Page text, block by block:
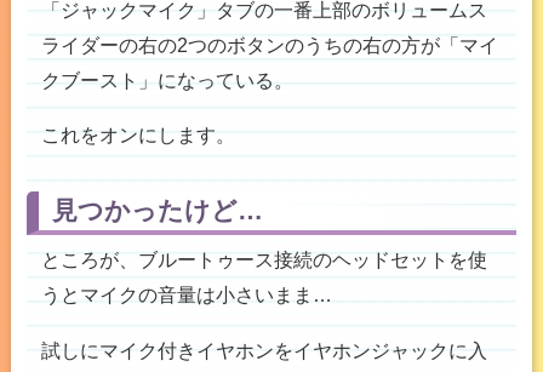
「ジャックマイク」タブの一番上部のボリュームス
ライダーの右の2つのボタンのうちの右の方が「マイ
クブースト」になっている。
これをオンにします。
見つかったけど…
ところが、ブルートゥース接続のヘッドセットを使
うとマイクの音量は小さいまま…
試しにマイク付きイヤホンをイヤホンジャックに入